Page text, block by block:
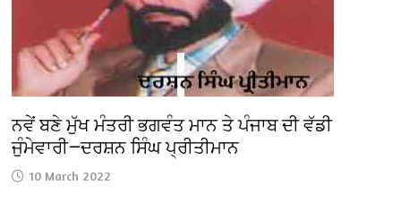
ਨਵੇਂ ਬਣੇ ਮੁੱਖ ਮੰਤਰੀ ਭਗਵੰਤ ਮਾਨ ਤੇ ਪੰਜਾਬ ਦੀ ਵੱਡੀ
ਜੁੰਮੇਵਾਰੀ—ਦਰਸ਼ਨ ਸਿੰਘ ਪ੍ਰੀਤੀਮਾਨ
10 March 2022